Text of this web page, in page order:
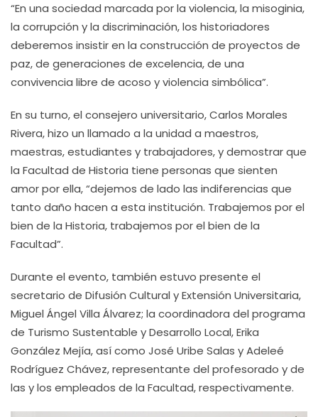
“En una sociedad marcada por la violencia, la misoginia,
la corrupción y la discriminación, los historiadores
deberemos insistir en la construcción de proyectos de
paz, de generaciones de excelencia, de una
convivencia libre de acoso y violencia simbólica”.
En su turno, el consejero universitario, Carlos Morales
Rivera, hizo un llamado a la unidad a maestros,
maestras, estudiantes y trabajadores, y demostrar que
la Facultad de Historia tiene personas que sienten
amor por ella, “dejemos de lado las indiferencias que
tanto daño hacen a esta institución. Trabajemos por el
bien de la Historia, trabajemos por el bien de la
Facultad”.
Durante el evento, también estuvo presente el
secretario de Difusión Cultural y Extensión Universitaria,
Miguel Ángel Villa Álvarez; la coordinadora del programa
de Turismo Sustentable y Desarrollo Local, Erika
González Mejía, así como José Uribe Salas y Adeleé
Rodríguez Chávez, representante del profesorado y de
las y los empleados de la Facultad, respectivamente.